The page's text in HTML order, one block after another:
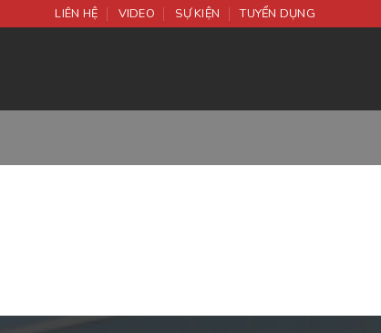
LIÊN HỆ VIDEO SỰ KIỆN TUYỂN DỤNG